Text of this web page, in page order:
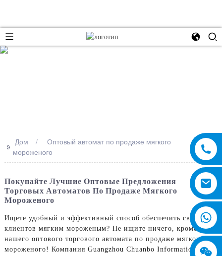
>> Дом
Оптовый автомат по продаже мягкого
мороженого
Покупайте Лучшие Оптовые Предложения
Торговых Автоматов По Продаже Мягкого
Мороженого
Ищете удобный и эффективный способ обеспечить своих
клиентов мягким мороженым? Не ищите ничего, кроме
нашего оптового торгового автомата по продаже мягкого
мороженого! Компания Guangzhou Chuanbo Information